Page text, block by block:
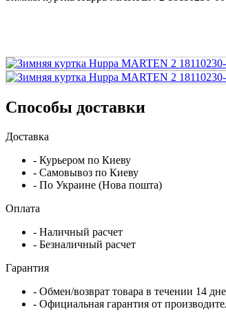
Способы доставки
Доставка
- Курьером по Киеву
- Самовывоз по Киеву
- По Украине (Нова пошта)
Оплата
- Наличный расчет
- Безналичный расчет
Гарантия
- Обмен/возврат товара в течении 14
- Официальная гарантия от